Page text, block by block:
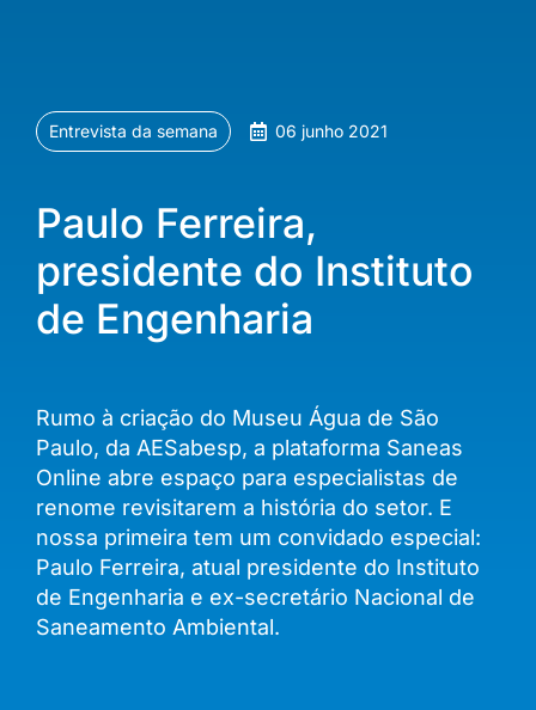
Entrevista da semana 06 junho 2021
Paulo Ferreira,
presidente do Instituto
de Engenharia
Rumo à criação do Museu Água de São
Paulo, da AESabesp, a plataforma Saneas
Online abre espaço para especialistas de
renome revisitarem a história do setor. E
nossa primeira tem um convidado especial:
Paulo Ferreira, atual presidente do Instituto
de Engenharia e ex-secretário Nacional de
Saneamento Ambiental.